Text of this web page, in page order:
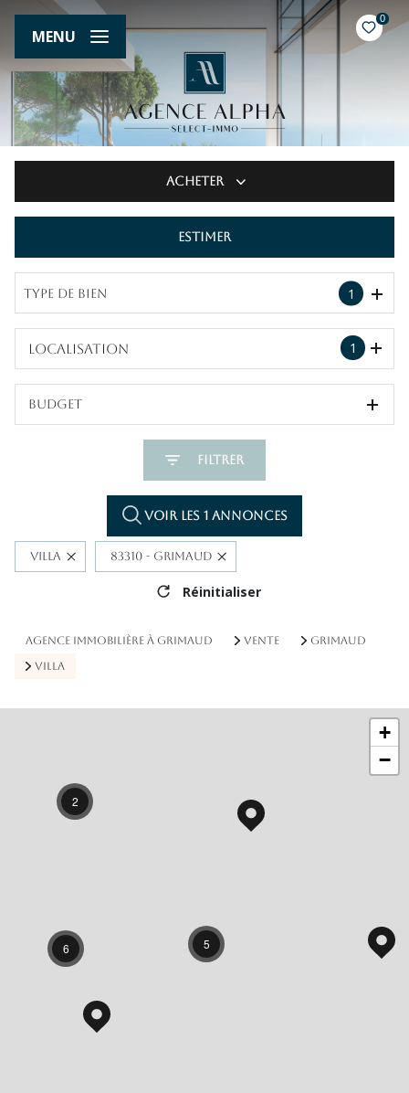
0
MENU
Acheter
Estimer
Type de bien 1
1
Localisation
Budget
Filtrer
Voir les 1 annonces
Villa 83310 - Grimaud
Réinitialiser
AGENCE IMMOBILIÈRE À GRIMAUD VENTE
GRIMAUD
VILLA
2
6 5
+
−